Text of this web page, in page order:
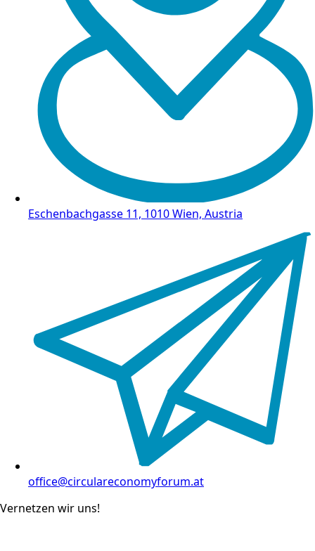
Eschenbachgasse 11, 1010 Wien, Austria
office@circulareconomyforum.at
Vernetzen wir uns!